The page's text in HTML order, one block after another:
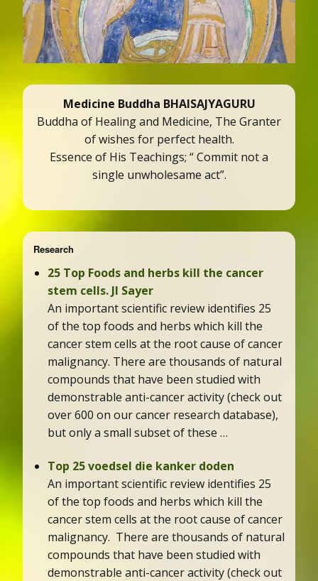
Medicine Buddha BHAISAJYAGURU
Buddha of Healing and Medicine, The Granter
of wishes for perfect health.
Essence of His Teachings; “ Commit not a
single unwholesame act”.
Research
25 Top Foods and herbs kill the cancer
stem cells. JI Sayer
An important scientific review identifies 25
of the top foods and herbs which kill the
cancer stem cells at the root cause of cancer
malignancy. There are thousands of natural
compounds that have been studied with
demonstrable anti-cancer activity (check out
over 600 on our cancer research database),
but only a small subset of these …
Top 25 voedsel die kanker doden
An important scientific review identifies 25
of the top foods and herbs which kill the
cancer stem cells at the root cause of cancer
malignancy. There are thousands of natural
compounds that have been studied with
demonstrable anti-cancer activity (check out